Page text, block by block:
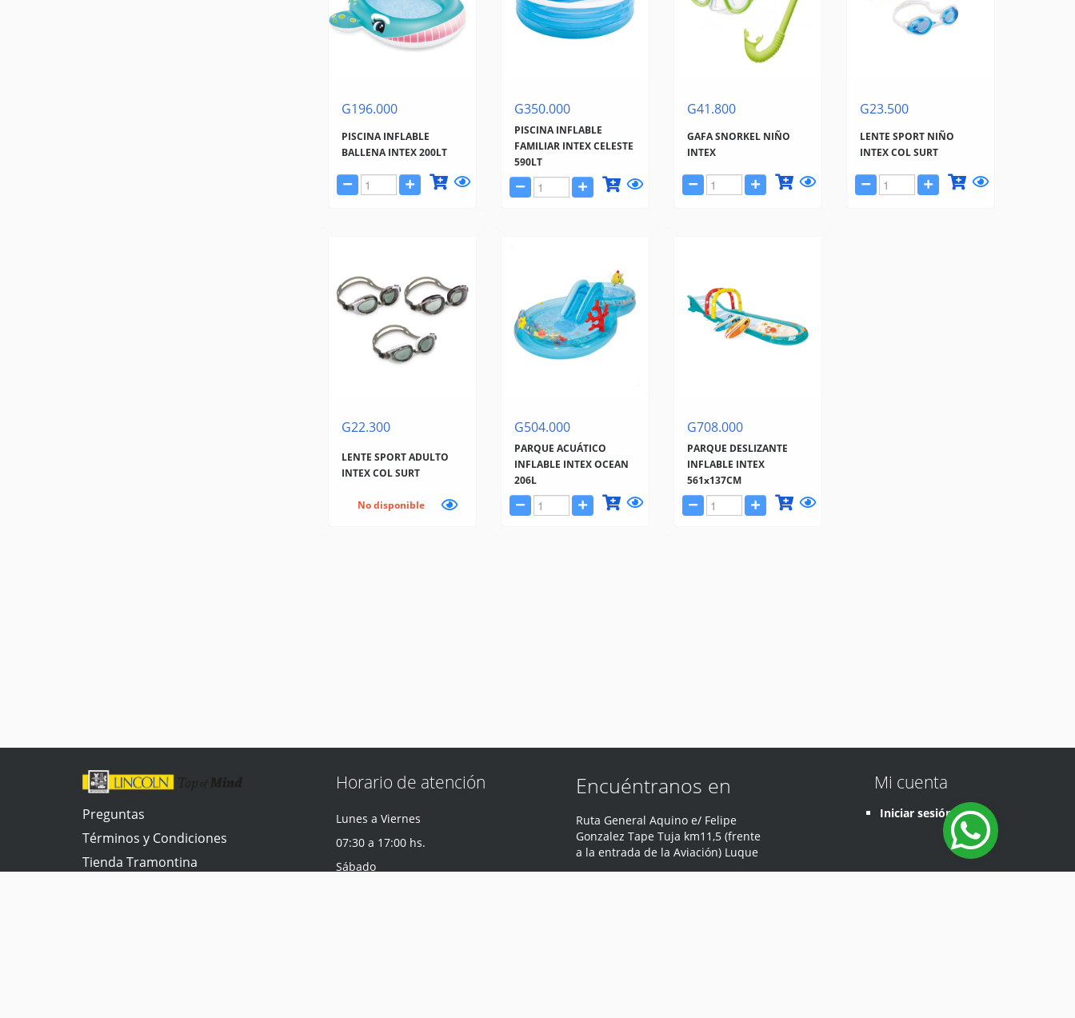
G196.000
PISCINA INFLABLE
BALLENA INTEX 200LT
G350.000
PISCINA INFLABLE
FAMILIAR INTEX CELESTE
590LT
G41.800
GAFA SNORKEL NIÑO
INTEX
G23.500
LENTE SPORT NIÑO
INTEX COL SURT
G22.300
LENTE SPORT ADULTO
INTEX COL SURT
No disponible
G504.000
PARQUE ACUÁTICO
INFLABLE INTEX OCEAN
206L
G708.000
PARQUE DESLIZANTE
INFLABLE INTEX
561x137CM
Preguntas
Términos y Condiciones
Tienda Tramontina
Horario de atención
Lunes a Viernes
07:30 a 17:00 hs.
Sábado
Encuéntranos en
Ruta General Aquino e/ Felipe
Gonzalez Tape Tuja km11,5 (frente
a la entrada de la Aviación) Luque
Mi cuenta
Iniciar sesión